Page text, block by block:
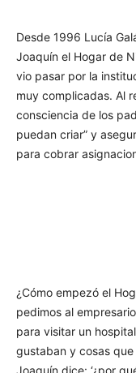
Desde 1996 Lucía
Joaquín el Hogar de
vio pasar por la
muy complicadas. Al
consciencia de los
puedan criar” y
para cobrar
¿Cómo empezó el
pedimos al
para visitar un
gustaban y cosas